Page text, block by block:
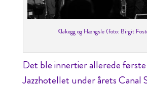
Klakegg og Hængsle (foto: Birgit
Det ble innertier allerede
Jazzhotellet under årets Canal